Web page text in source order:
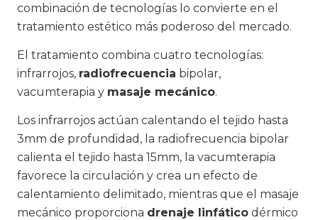
combinación de tecnologías lo convierte en el
tratamiento estético más poderoso del mercado.
El tratamiento combina cuatro tecnologías:
infrarrojos, radiofrecuencia bipolar,
vacumterapia y masaje mecánico.
Los infrarrojos actúan calentando el tejido hasta
3mm de profundidad, la radiofrecuencia bipolar
calienta el tejido hasta 15mm, la vacumterapia
favorece la circulación y crea un efecto de
calentamiento delimitado, mientras que el masaje
mecánico proporciona drenaje linfático dérmico